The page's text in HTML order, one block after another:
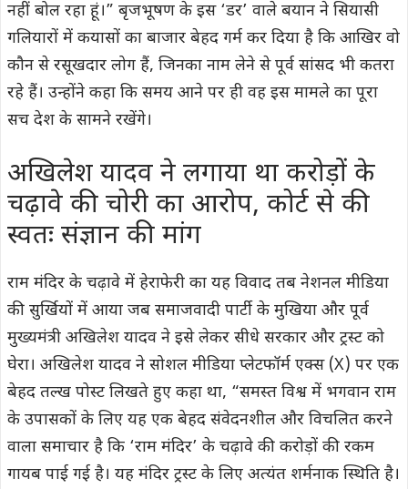
नहीं बोल रहा हूं।” बृजभूषण के इस ‘डर’ वाले बयान ने सियासी
गलियारों में कयासों का बाजार बेहद गर्म कर दिया है कि आखिर वो
कौन से रसूखदार लोग हैं, जिनका नाम लेने से पूर्व सांसद भी कतरा
रहे हैं। उन्होंने कहा कि समय आने पर ही वह इस मामले का पूरा
सच देश के सामने रखेंगे।
अखिलेश यादव ने लगाया था करोड़ों के
चढ़ावे की चोरी का आरोप, कोर्ट से की
स्वतः संज्ञान की मांग
राम मंदिर के चढ़ावे में हेराफेरी का यह विवाद तब नेशनल मीडिया
की सुर्खियों में आया जब समाजवादी पार्टी के मुखिया और पूर्व
मुख्यमंत्री अखिलेश यादव ने इसे लेकर सीधे सरकार और ट्रस्ट को
घेरा। अखिलेश यादव ने सोशल मीडिया प्लेटफॉर्म एक्स (X) पर एक
बेहद तल्ख पोस्ट लिखते हुए कहा था, “समस्त विश्व में भगवान राम
के उपासकों के लिए यह एक बेहद संवेदनशील और विचलित करने
वाला समाचार है कि ‘राम मंदिर’ के चढ़ावे की करोड़ों की रकम
गायब पाई गई है। यह मंदिर ट्रस्ट के लिए अत्यंत शर्मनाक स्थिति है।